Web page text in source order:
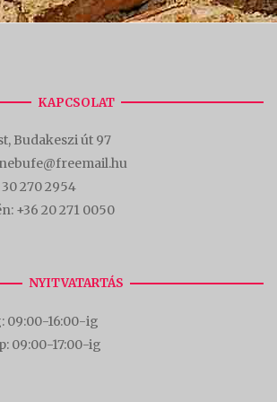
KAPCSOLAT
Budakeszi út 97
30 270 2954
+36 20 271 0050
NYITVATARTÁS
09:00-16:00-ig
09:00-17:00-ig